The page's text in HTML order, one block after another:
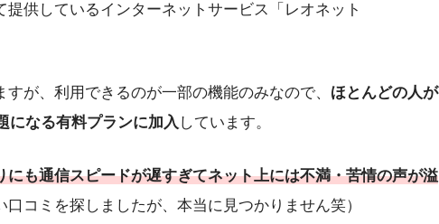
提供しているインターネットサービス「レオネット
が、利用できるのが一部の機能のみなので、 ほとんどの人が
になる有料プランに加入 しています。
にも通信スピードが遅すぎてネット上には不満・苦情の声が溢
口コミを探しましたが、本当に見つかりません笑）